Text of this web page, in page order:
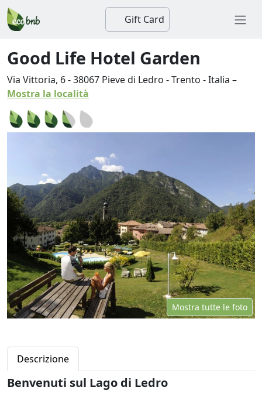
Gift Card
Good Life Hotel Garden
Via Vittoria, 6-38067 Pieve di Ledro -Trento -Italia –
Mostra la località
Mostra tutte le foto
Descrizione
Benvenuti sul Lago di Ledro